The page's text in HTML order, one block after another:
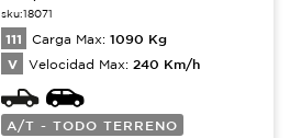
sku:18071
111 Carga Max: 1090 Kg
V Velocidad Max: 240 Km/h
A/T - TODO TERRENO